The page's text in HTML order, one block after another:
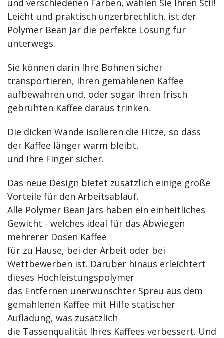
und verschiedenen Farben, wählen Sie Ihren Stil!
Leicht und praktisch unzerbrechlich, ist der
Polymer Bean Jar die perfekte Lösung für
unterwegs.
Sie können darin Ihre Bohnen sicher
transportieren, Ihren gemahlenen Kaffee
aufbewahren und, oder sogar Ihren frisch
gebrühten Kaffee daraus trinken.
Die dicken Wände isolieren die Hitze, so dass
der Kaffee länger warm bleibt,
und Ihre Finger sicher.
Das neue Design bietet zusätzlich einige große
Vorteile für den Arbeitsablauf.
Alle Polymer Bean Jars haben ein einheitliches
Gewicht - welches ideal für das Abwiegen
mehrerer Dosen Kaffee
für zu Hause, bei der Arbeit oder bei
Wettbewerben ist. Darüber hinaus erleichtert
dieses Hochleistungspolymer
das Entfernen unerwünschter Spreu aus dem
gemahlenen Kaffee mit Hilfe statischer
Aufladung, was zusätzlich
die Tassenqualität Ihres Kaffees verbessert. Und